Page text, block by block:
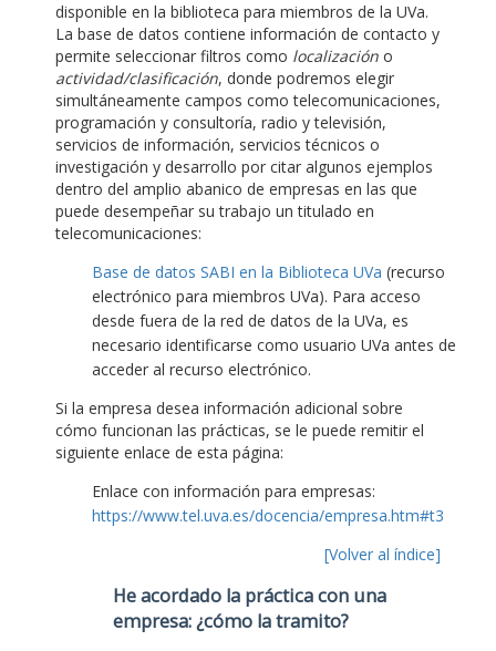
disponible en la biblioteca para miembros de la UVa.
La base de datos contiene información de contacto y
permite seleccionar filtros como localización o
actividad/clasificación, donde podremos elegir
simultáneamente campos como telecomunicaciones,
programación y consultoría, radio y televisión,
servicios de información, servicios técnicos o
investigación y desarrollo por citar algunos ejemplos
dentro del amplio abanico de empresas en las que
puede desempeñar su trabajo un titulado en
telecomunicaciones:
Base de datos SABI en la Biblioteca UVa (recurso
electrónico para miembros UVa). Para acceso
desde fuera de la red de datos de la UVa, es
necesario identificarse como usuario UVa antes de
acceder al recurso electrónico.
Si la empresa desea información adicional sobre
cómo funcionan las prácticas, se le puede remitir el
siguiente enlace de esta página:
Enlace con información para empresas:
https://www.tel.uva.es/docencia/empresa.htm#t3
[Volver al índice]
He acordado la práctica con una
empresa: ¿cómo la tramito?